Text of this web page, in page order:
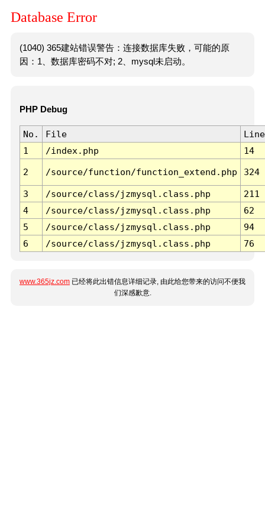
Database Error
(1040) 365建站错误警告：连接数据库失败，可能的原
因：1、数据库密码不对; 2、mysql未启动。
PHP Debug
No. File
Line
1
/index.php 14
2 /source/function/function_extend.php 324
3 /source/class/jzmysql.class.php
211
4
/source/class/jzmysql.class.php
62
5
/source/class/jzmysql.class.php
94
6
/source/class/jzmysql.class.php 76
www.365jz.com 已经将此出错信息详细记录, 由此给您带来的访问不便我
们深感歉意.